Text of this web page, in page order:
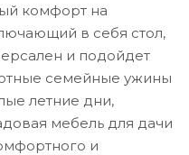
комфорт на
в себя стол,
и подойдет
семейные ужины
летние дни,
мебель для дачи
и